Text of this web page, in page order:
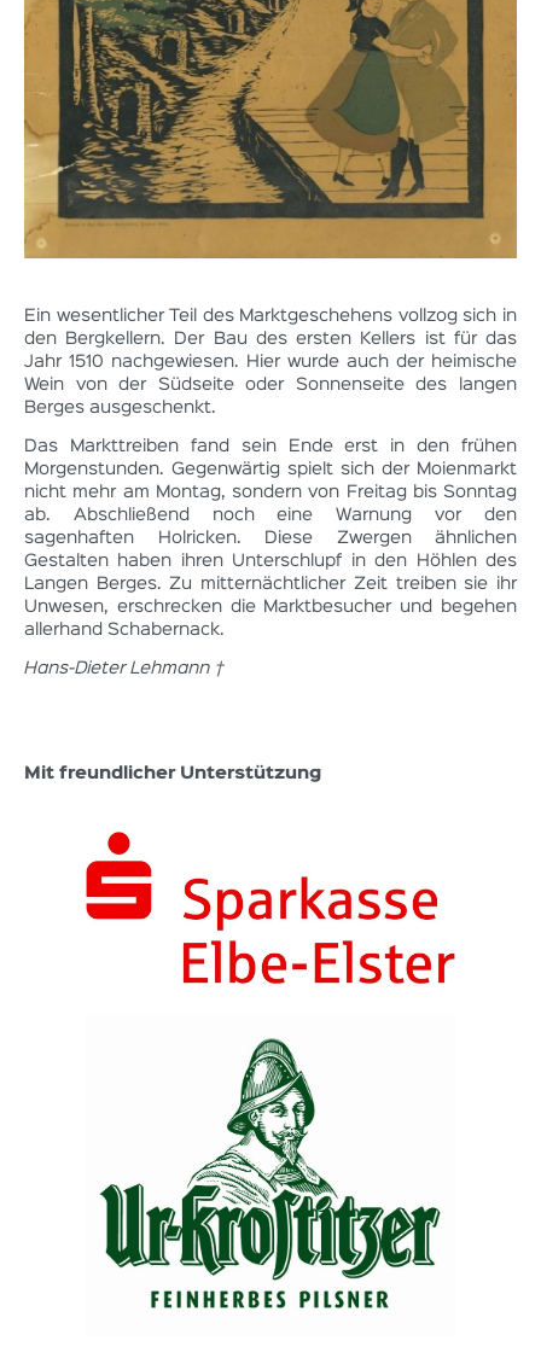
Ein wesentlicher Teil des Marktgeschehens vollzog sich in
den Bergkellern. Der Bau des ersten Kellers ist für das
Jahr 1510 nachgewiesen. Hier wurde auch der heimische
Wein von der Südseite oder Sonnenseite des langen
Berges ausgeschenkt.
Das Markttreiben fand sein Ende erst in den frühen
Morgenstunden. Gegenwärtig spielt sich der Moienmarkt
nicht mehr am Montag, sondern von Freitag bis Sonntag
ab. Abschließend noch eine Warnung vor den
sagenhaften Holricken. Diese Zwergen ähnlichen
Gestalten haben ihren Unterschlupf in den Höhlen des
Langen Berges. Zu mitternächtlicher Zeit treiben sie ihr
Unwesen, erschrecken die Marktbesucher und begehen
allerhand Schabernack.
Hans-Dieter Lehmann †
Mit freundlicher Unterstützung